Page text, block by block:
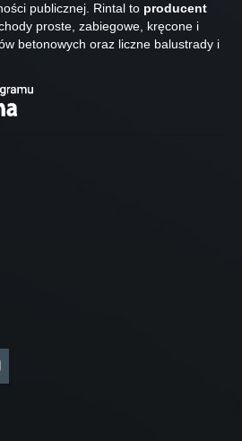
publicznej. Rintal to producent
proste, zabiegowe, kręcone i
betonowych oraz liczne balustrady i